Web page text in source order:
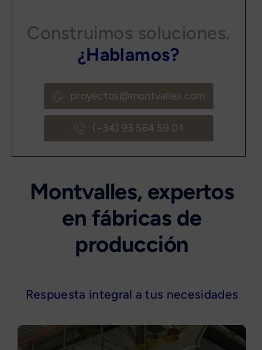
Construimos soluciones.
¿Hablamos?
proyectos@montvalles.com
(+34) 93 564 59 01
Montvalles, expertos
en fábricas de
producción
Respuesta integral a tus necesidades